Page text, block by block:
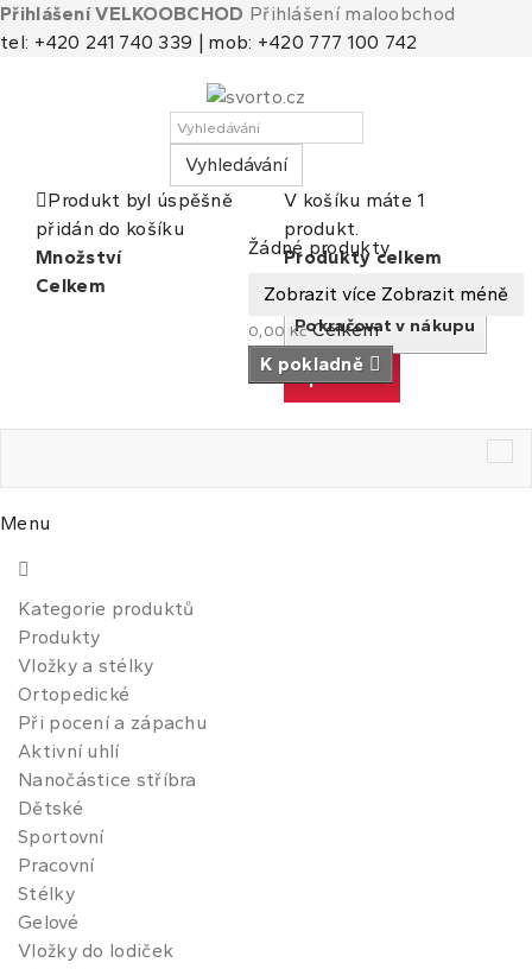
Přihlášení VELKOOBCHOD Přihlášení maloobchod
tel: +420 241 740 339 | mob: +420 777 100 742
Vyhledávání
Košík
(prázdný)
Žádné produkty
Zobrazit více Zobrazit méně
0,00 Kč Celkem
K pokladně
Produkt byl úspěšně
přidán do košíku
Množství
Celkem
V košíku máte 1
produkt.
Produkty celkem
Celkem
Pokračovat v nákupu
K pokladně
Menu
Kategorie produktů
Produkty
Vložky a stélky
Ortopedické
Při pocení a zápachu
Aktivní uhlí
Nanočástice stříbra
Dětské
Sportovní
Pracovní
Stélky
Gelové
Vložky do lodiček